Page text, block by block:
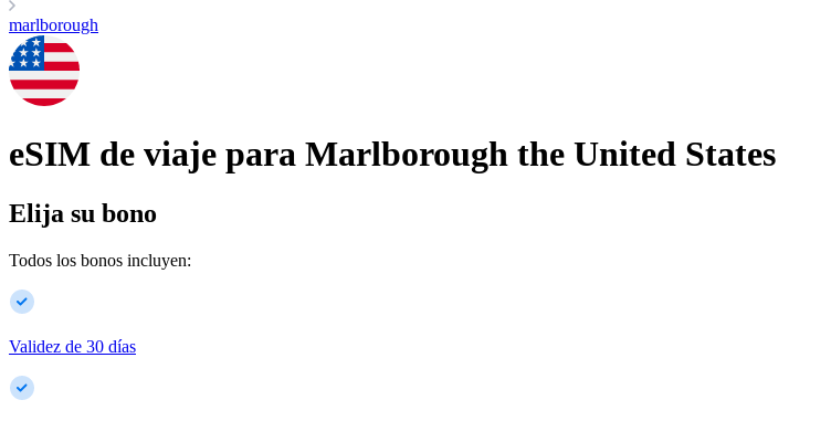
marlborough
eSIM de viaje para Marlborough the United States
Elija su bono
Todos los bonos incluyen:
Validez de 30 días